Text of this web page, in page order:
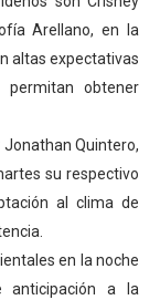
Arellano, en la
altas expectativas
permitan obtener
Quintero,
su respectivo
al clima de
en la noche
anticipación a la